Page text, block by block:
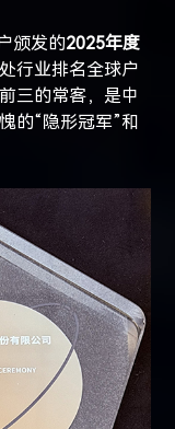
颁发的2025年度
行业排名全球户
三的常客，是中
的“隐形冠军”和